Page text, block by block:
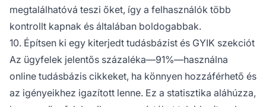
megtalálhatóvá teszi őket, így a felhasználók több
kontrollt kapnak és általában boldogabbak.
10. Építsen ki egy kiterjedt tudásbázist és GYIK szekciót
Az ügyfelek jelentős százaléka—91%—használna
online tudásbázis cikkeket, ha könnyen hozzáférhető és
az igényeikhez igazított lenne. Ez a statisztika aláhúzza,